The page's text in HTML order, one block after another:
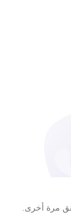
مرة أخرى.